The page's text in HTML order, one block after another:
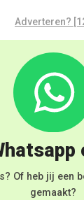
Adverteren?
Of heb jij een
gemaakt?